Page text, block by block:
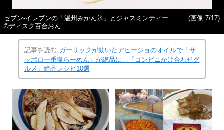
セブン‐イレブンの「温州みかん氷」とジャスミンティー
©ディスク百合おん
(画像 7/17)
記事を読む ガーリックが効いたアヒージョのオイルで「サ
ッポロ一番塩らーめん」が絶品に…「コンビニかけ合わせグ
ルメ」絶品レシピ10選